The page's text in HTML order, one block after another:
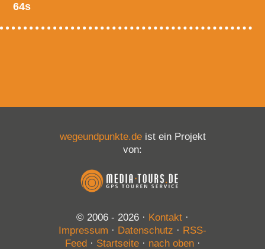
64s
wegeundpunkte.deist ein Projekt
von:
© 2006 - 2026 · Kontakt ·
Impressum · Datenschutz · RSS-
Feed· Startseite· nach oben·